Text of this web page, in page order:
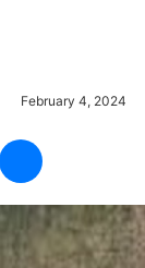
February 4, 2024